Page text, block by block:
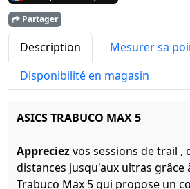
Partager
Description
Mesurer sa
Disponibilité en magasin
ASICS TRABUCO MAX 5
Appreciezvos sessions de trail ,
distances jusqu'aux ultras grâce
Trabuco Max 5 qui propose un